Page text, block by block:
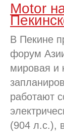
Motor
В Пекине
форум
мировая и
работают
(904 л.с.),